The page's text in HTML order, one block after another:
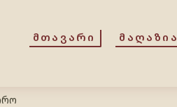
ᲛᲗᲐᲕᲐᲠᲘ ᲛᲐᲦᲐᲖᲘᲐ